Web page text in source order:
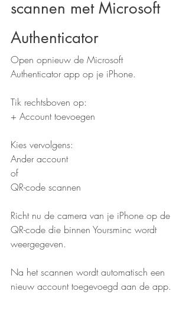
scannen met Microsoft
Authenticator
Open opnieuw de Microsoft
Authenticator app op je iPhone.
Tik rechtsboven op:
+ Account toevoegen
Kies vervolgens:
Ander account
of
QR-code scannen
Richt nu de camera van je iPhone op de
QR-code die binnen Yoursminc wordt
weergegeven.
Na het scannen wordt automatisch een
nieuw account toegevoegd aan de app.